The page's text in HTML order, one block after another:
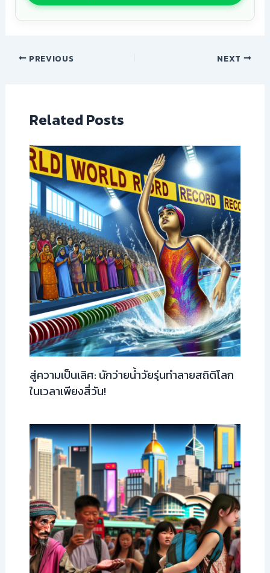
PREVIOUS NEXT
Related Posts
สู่ความเป็นเลิศ: นักว่ายน้ำวัยรุ่นทำลายสถิติโลก
ในเวลาเพียงสี่วัน!